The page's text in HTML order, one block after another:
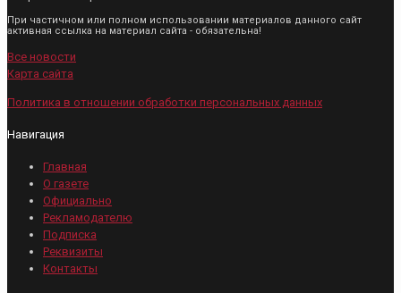
При частичном или полном использовании материалов данного сайт
активная ссылка на материал сайта - обязательна!
Все новости
Карта сайта
Политика в отношении обработки персональных данных
Навигация
Главная
О газете
Официально
Рекламодателю
Подписка
Реквизиты
Контакты